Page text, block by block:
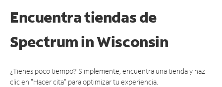
Encuentra tiendas de
Spectrumin Wisconsin
¿Tienes poco tiempo? Simplemente, encuentra una tienda y haz
clic en "Hacer cita" para optimizar tu experiencia.